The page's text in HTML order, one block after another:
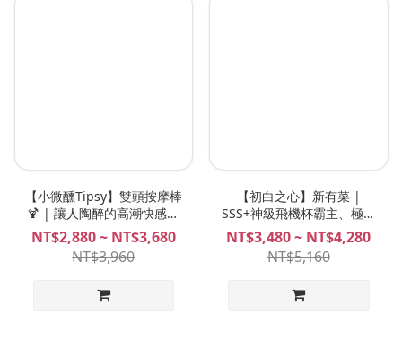
【小微醺Tipsy】雙頭按摩棒
🍹 | 讓人陶醉的高潮快感！
獨創漣漪震感、雙點內外高
潮的天花板！Gini Tipsy
NT$2,880 ~ NT$3,680
NT$3,960
【初白之心】新有菜 |
SSS+神級飛機杯霸主、極致
爽度力作、 橋本有菜 飛機杯
Plan B
NT$3,480 ~ NT$4,280
NT$5,160